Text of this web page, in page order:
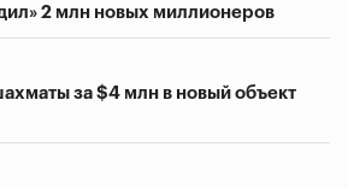
2 млн новых миллионеров
за $4 млн в новый объект